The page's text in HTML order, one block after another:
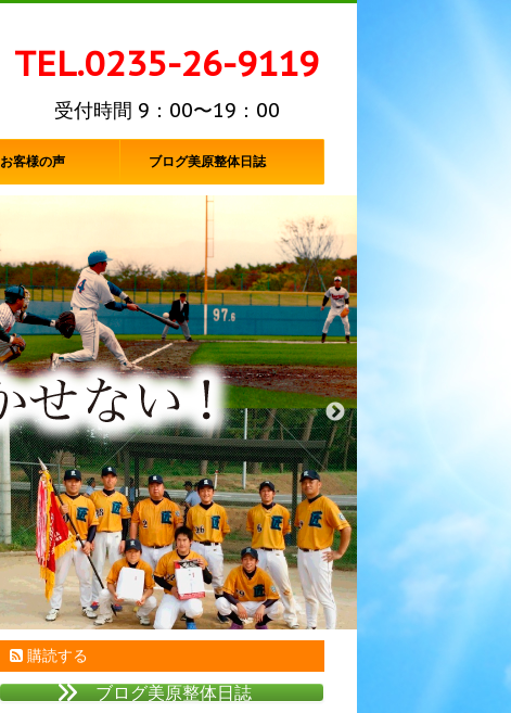
TEL.0235-26-9119
受付時間 9：00〜19：00
お客様の声 ブログ美原整体日誌
購読する
ブログ美原整体日誌